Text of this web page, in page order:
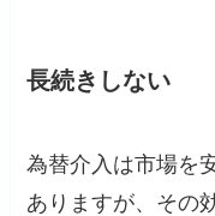
長続きしない
為替介入は市場を
ありますが、その